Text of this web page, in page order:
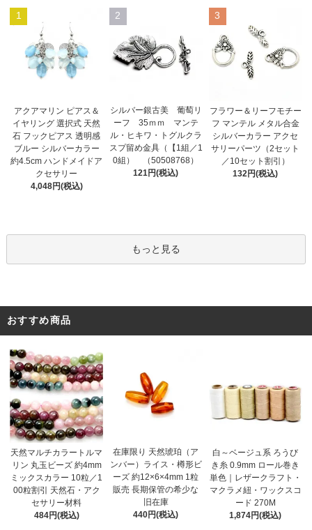
1
アクアマリン ピアス＆
イヤリング 選択式 天然
石 フックピアス 透明感
ブルー シルバーカラー
約4.5cm ハンドメイドア
クセサリー
4,048円(税込)
2
シルバー銀古美 葡萄リ
ーフ 35ｍｍ マンテ
ル・ヒキワ・トグルクラ
スプ留め金具（【1組／1
0組） （50508768）
121円(税込)
3
フラワー＆リーフモチー
フ マンテル メタル合金
シルバーカラー アクセ
サリーパーツ（2セット
／10セット割引）
132円(税込)
もっと見る
おすすめ商品
天然マルチカラートルマ
リン 丸玉ビーズ 約4mm
ミックスカラー 10粒／1
00粒割引 天然石・アク
セサリー材料
484円(税込)
在庫限り 天然琥珀（ア
ンバー）ライス・樽形ビ
ーズ 約12×6×4mm 1粒
販売 長期保管の希少な
旧在庫
440円(税込)
白～ベージュ系 ろうび
き糸 0.9mm ロール巻き
単色｜レザークラフト・
マクラメ紐・ワックスコ
ード 270M
1,874円(税込)